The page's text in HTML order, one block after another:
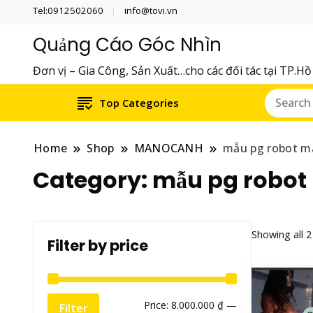
Tel:0912502060 info@tovi.vn
Quảng Cáo Góc Nhìn
Đơn vị – Gia Công, Sản Xuất…cho các đối tác tại
Top Categories
Home Shop MANOCANH mẫu pg robot
Category: mẫu pg
Showing all
Filter by price
Min
Max
Filter Price: 8.000.000 ₫—